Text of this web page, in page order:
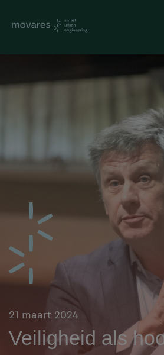
21 maart 2024
Veiligheid als